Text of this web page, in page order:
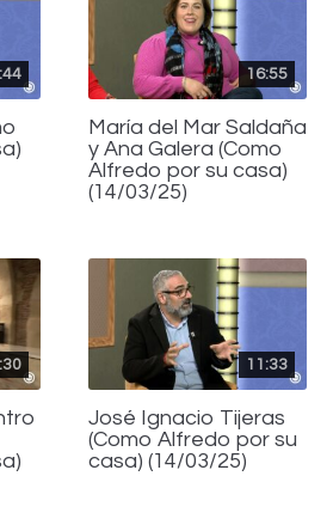
16:55
María del Mar Saldaña
y Ana Galera (Como
Alfredo por su casa)
(14/03/25)
11:33
José Ignacio Tijeras
(Como Alfredo por su
casa) (14/03/25)